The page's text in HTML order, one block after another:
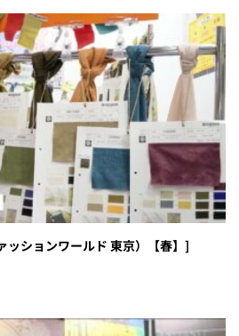
ッションワールド 東京）【春】]